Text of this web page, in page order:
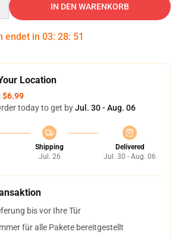
IN DEN WARENKORB
endet in 03: 28: 50
Location
$6.99
today to get byJul. 30 - Aug. 06
Shipping
Jul. 26
Delivered
Jul. 30 - Aug. 06
bis vor Ihre Tür
für alle Pakete bereitgestellt